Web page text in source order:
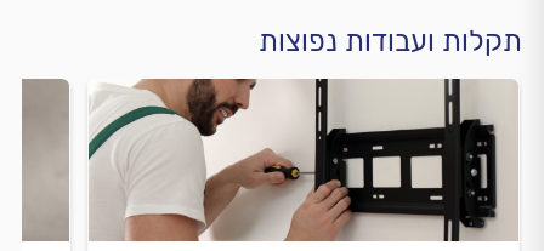
תקלות ועבודות נפוצות